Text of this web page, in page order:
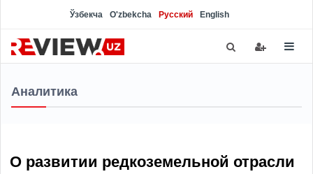
Ўзбекча O'zbekcha Русский English
Аналитика
О развитии редкоземельной отрасли